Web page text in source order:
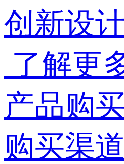
创新设
了解更
产品购买
购买渠道